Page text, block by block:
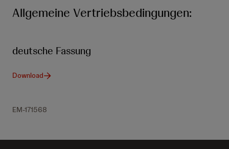
Allgemeine Vertriebsbedingungen:
deutsche Fassung
Download
EM-171568